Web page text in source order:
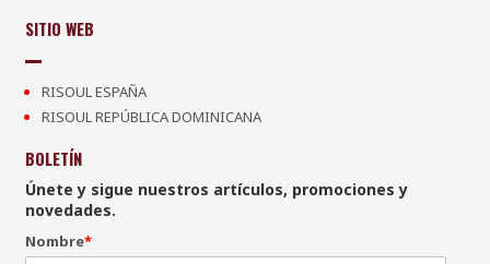
SITIO WEB
RISOUL ESPAÑA
RISOUL REPÚBLICA DOMINICANA
BOLETÍN
Únete y sigue nuestros artículos, promociones y
novedades.
Nombre*